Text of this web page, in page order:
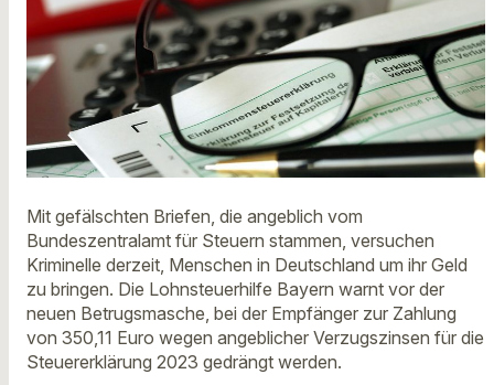
Mit gefälschten Briefen, die angeblich vom
Bundeszentralamt für Steuern stammen, versuchen
Kriminelle derzeit, Menschen in Deutschland um ihr Geld
zu bringen. Die Lohnsteuerhilfe Bayern warnt vor der
neuen Betrugsmasche, bei der Empfänger zur Zahlung
von 350,11 Euro wegen angeblicher Verzugszinsen für die
Steuererklärung 2023 gedrängt werden.